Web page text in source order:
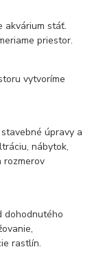
akvárium stáť.
priestor.
vytvoríme
úpravy a
nábytok,
rozmerov
dohodnutého
rastlín.